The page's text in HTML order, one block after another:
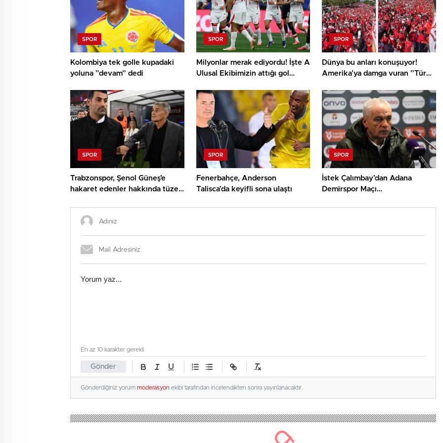
SPOR
Kolombiya tek golle kupadaki
yoluna ”devam” dedi
SPOR
Milyonlar merak ediyordu! İşte A
Ulusal Ekibimizin attığı gol
SPOR
Dünya bu anları konuşuyor!
Amerika’ya damga vuran ”Türk
SPOR
Trabzonspor, Şenol Güneş’e
hakaret edenler hakkında tüzel
SPOR
Fenerbahçe, Anderson
Talisca’da keyifli sona ulaştı
SPOR
İstek Çalımbay’dan Adana
Demirspor Maçı
Gönder
En az 10 karakter gerekli
Gönderdiğiniz yorum moderasyon ekibi tarafından incelendikten sonra yayınlanacaktır.